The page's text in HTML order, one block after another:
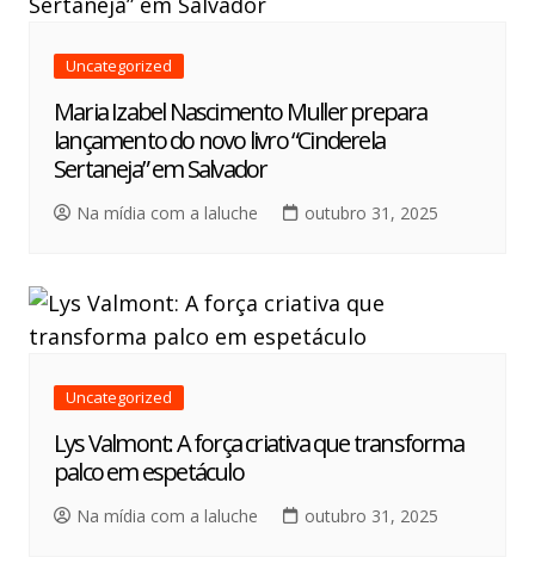
Uncategorized
Maria Izabel Nascimento Muller prepara
lançamento do novo livro “Cinderela
Sertaneja” em Salvador
Na mídia com a laluche outubro 31, 2025
Uncategorized
Lys Valmont: A força criativa que transforma
palco em espetáculo
Na mídia com a laluche outubro 31, 2025